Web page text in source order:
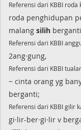
Referensi dari KBBI roda
roda penghidupan
malang silih
Referensi dari KBBI
2ang·gung,
Referensi dari KBBI
~ cinta orang yg
berganti;
Referensi dari KBBI gilir
gi·lir-ber·gi·lir v